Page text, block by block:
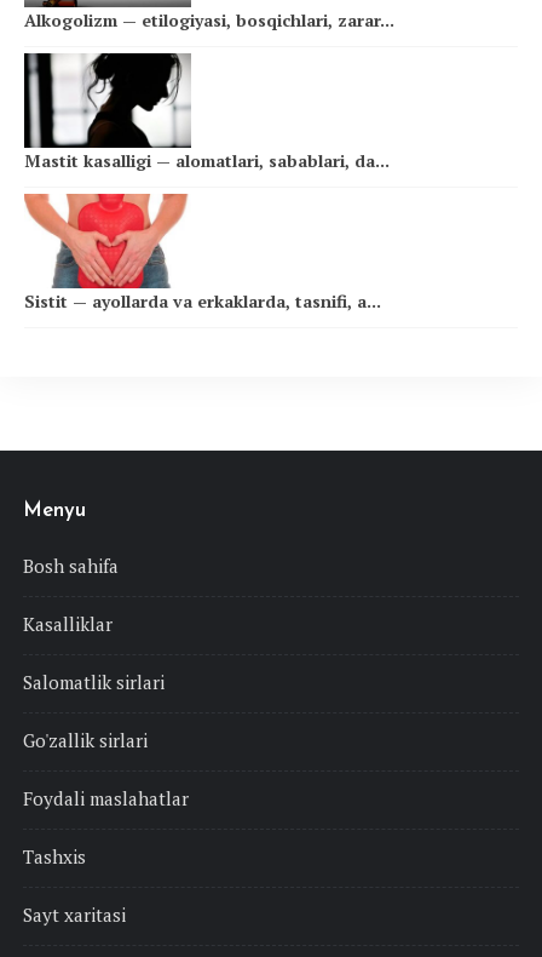
Alkogolizm — etilogiyasi, bosqichlari, zarar...
Mastit kasalligi — alomatlari, sabablari, da...
Sistit — ayollarda va erkaklarda, tasnifi, a...
Menyu
Bosh sahifa
Kasalliklar
Salomatlik sirlari
Go'zallik sirlari
Foydali maslahatlar
Tashxis
Sayt xaritasi